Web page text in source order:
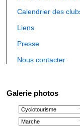
Calendrier des
Liens
Presse
Nous contacter
Galerie photos